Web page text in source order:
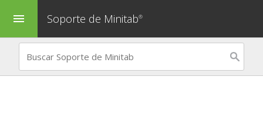
menu Soporte de Minitab®